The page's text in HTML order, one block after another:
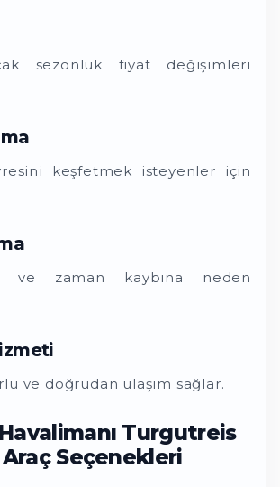
sezonluk fiyat değişimleri
keşfetmek isteyenler için
ve zaman kaybına neden
ve doğrudan ulaşım sağlar.
Turgutreis
Seçenekleri